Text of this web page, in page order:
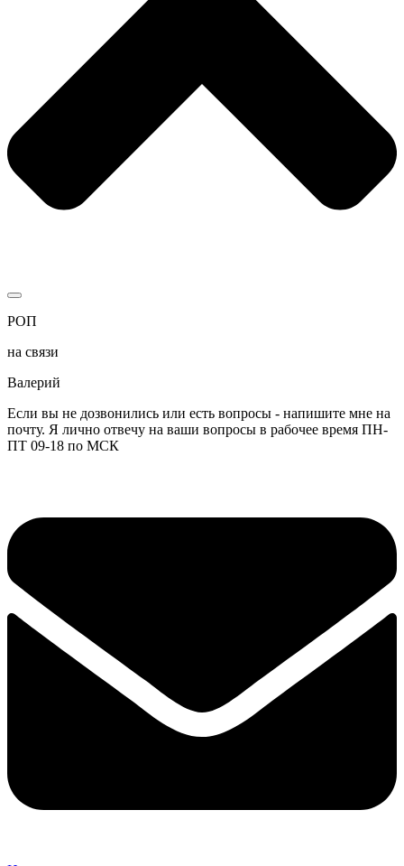
РОП
на связи
Валерий
Если вы не дозвонились или есть вопросы - напишите мне на
почту. Я лично отвечу на ваши вопросы в рабочее время ПН-
ПТ 09-18 по МСК